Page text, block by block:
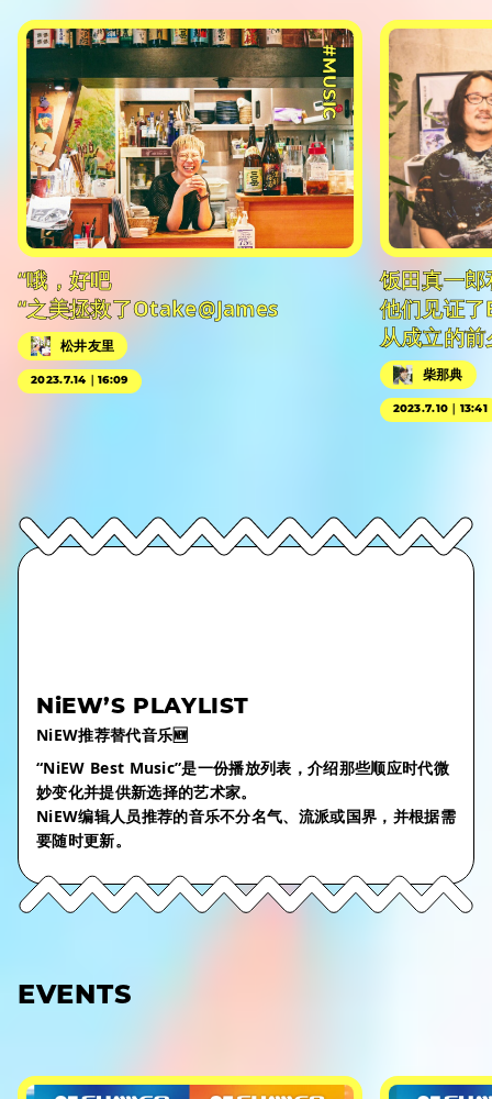
#MUSIC
“哦，好吧
“之美拯救了Otake@James
松井友里
2023.7.14｜16:09
饭田真一
他们见证
从成立的
柴那典
2023.7.10｜13:41
NiEW’S PLAYLIST
NiEW推荐替代音乐🆕
“NiEW Best Music”是一份播放列表，介绍那些顺应时代微
妙变化并提供新选择的艺术家。
NiEW编辑人员推荐的音乐不分名气、流派或国界，并根据需
要随时更新。
EVENTS